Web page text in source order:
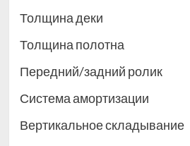
Толщина деки
Толщина полотна
Передний/задний ролик
Система амортизации
Вертикальное складывание